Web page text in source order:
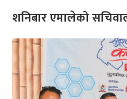
शनिबार एमालेको